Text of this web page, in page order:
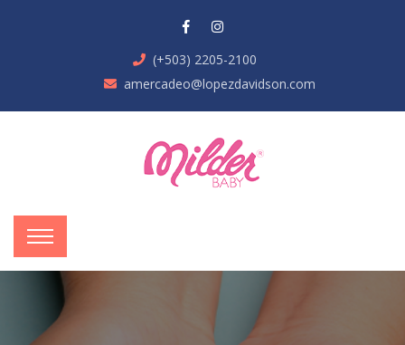
(+503) 2205-2100
amercadeo@lopezdavidson.com